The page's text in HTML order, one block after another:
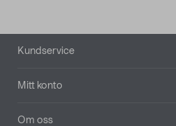
Sidfot
Kundservice
Mitt konto
Om oss